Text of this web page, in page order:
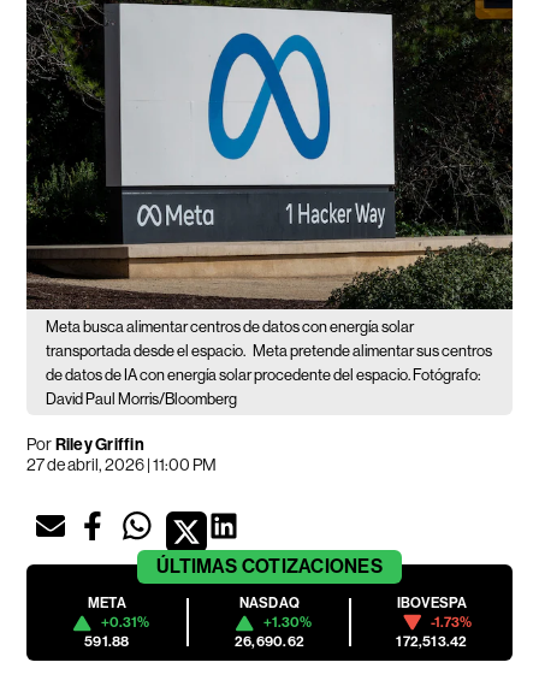
Meta busca alimentar centros de datos con energía solar
transportada desde el espacio. Meta pretende alimentar sus centros
de datos de IA con energía solar procedente del espacio. Fotógrafo:
David Paul Morris/Bloomberg
PorRiley Griffin
27 de abril, 2026 | 11:00 PM
ÚLTIMAS COTIZACIONES
META
+0.31%
591.88
NASDAQ
+1.30%
26,690.62
IBOVESPA
-1.73%
172,513.42